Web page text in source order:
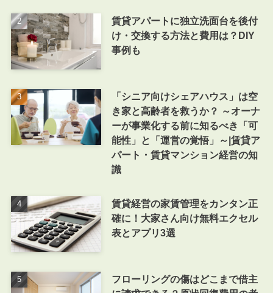
賃貸アパートに独立洗面台を後付
け・交換する方法と費用は？DIY
事例も
「シニア向けシェアハウス」は空
き家と高齢者を救うか？ ～オーナ
ーが事業化する前に知るべき「可
能性」と「運営の覚悟」～|賃貸ア
パート・賃貸マンション経営の知
識
賃貸経営の家賃管理をカンタン正
確に！大家さん向け無料エクセル
表とアプリ3選
フローリングの傷はどこまで借主